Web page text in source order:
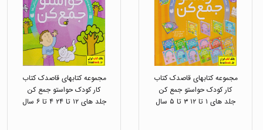
مجموعه کتابهای قاصدک کتاب
کار کودک حواستو جمع کن
جلد های ۱ تا ۱۲ ۳ تا ۵ سال
مجموعه کتابهای قاصدک کتاب
کار کودک حواستو جمع کن
جلد های ۱۲ تا ۲۴ ۴ تا ۶ سال